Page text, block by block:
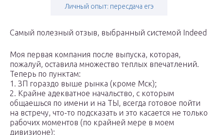
Личный опыт: пересдача егэ
Самый полезный отзыв, выбранный системой Indeed
Моя первая компания после выпуска, которая,
пожалуй, оставила множество теплых впечатлений.
Теперь по пунктам:
1. ЗП гораздо выше рынка (кроме Мск);
2. Крайне адекватное начальство, с которым
общаешься по имени и на ТЫ, всегда готовое пойти
на встречу, что-то подсказать и это касается не только
рабочих моментов (по крайней мере в моем
дивизионе);